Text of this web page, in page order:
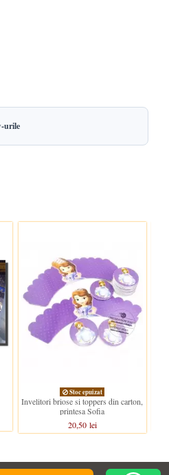
urile
Stoc epuizat
Invelitori briose si toppers din carton,
printesa Sofia
20,50 lei